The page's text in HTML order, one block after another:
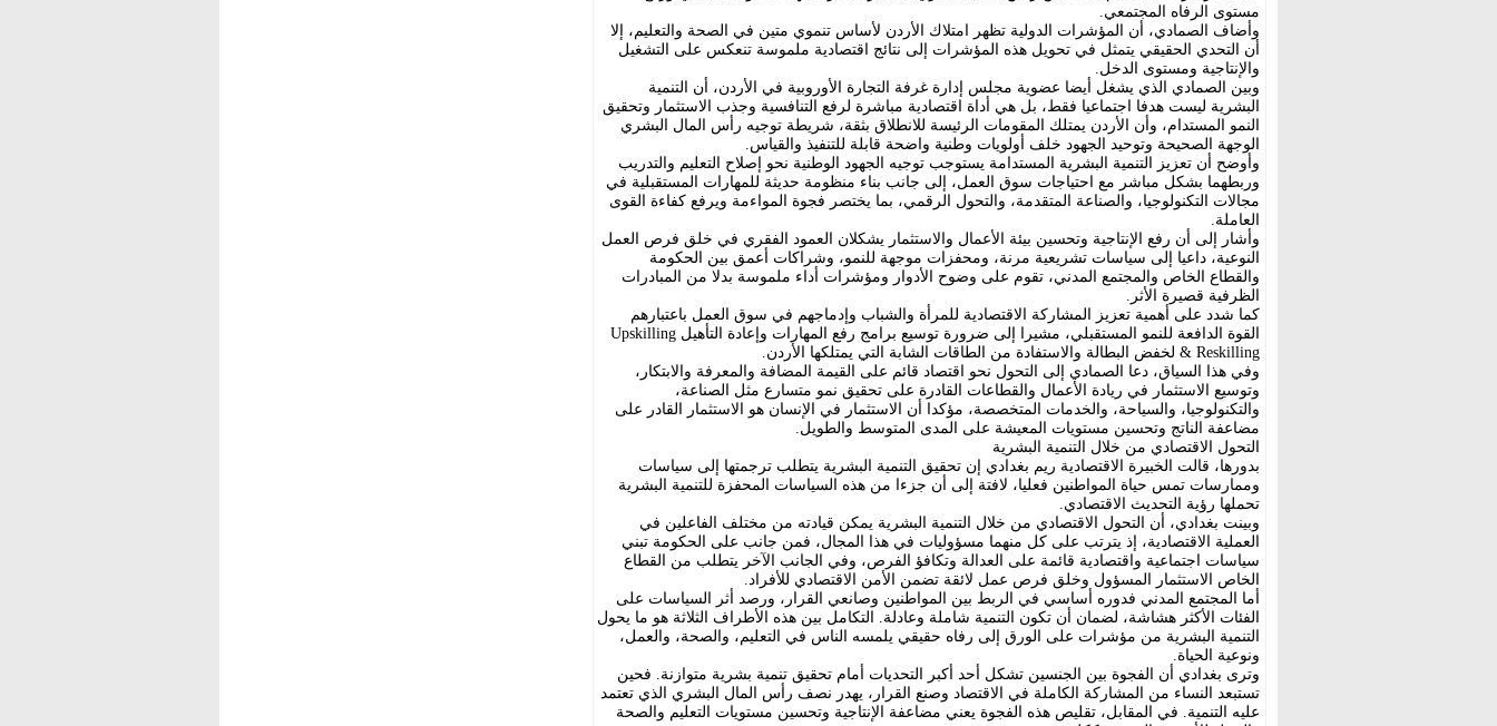
مستوى الرفاه المجتمعي.
وأضاف الصمادي، أن المؤشرات الدولية تظهر امتلاك الأردن لأساس تنموي متين في الصحة والتعليم، إلا
أن التحدي الحقيقي يتمثل في تحويل هذه المؤشرات إلى نتائج اقتصادية ملموسة تنعكس على التشغيل
والإنتاجية ومستوى الدخل.
وبين الصمادي الذي يشغل أيضا عضوية مجلس إدارة غرفة التجارة الأوروبية في الأردن، أن التنمية
البشرية ليست هدفا اجتماعيا فقط، بل هي أداة اقتصادية مباشرة لرفع التنافسية وجذب الاستثمار وتحقيق
النمو المستدام، وأن الأردن يمتلك المقومات الرئيسة للانطلاق بثقة، شريطة توجيه رأس المال البشري
الوجهة الصحيحة وتوحيد الجهود خلف أولويات وطنية واضحة قابلة للتنفيذ والقياس.
وأوضح أن تعزيز التنمية البشرية المستدامة يستوجب توجيه الجهود الوطنية نحو إصلاح التعليم والتدريب
وربطهما بشكل مباشر مع احتياجات سوق العمل، إلى جانب بناء منظومة حديثة للمهارات المستقبلية في
مجالات التكنولوجيا، والصناعة المتقدمة، والتحول الرقمي، بما يختصر فجوة المواءمة ويرفع كفاءة القوى
العاملة.
وأشار إلى أن رفع الإنتاجية وتحسين بيئة الأعمال والاستثمار يشكلان العمود الفقري في خلق فرص العمل
النوعية، داعيا إلى سياسات تشريعية مرنة، ومحفزات موجهة للنمو، وشراكات أعمق بين الحكومة
والقطاع الخاص والمجتمع المدني، تقوم على وضوح الأدوار ومؤشرات أداء ملموسة بدلا من المبادرات
الظرفية قصيرة الأثر.
كما شدد على أهمية تعزيز المشاركة الاقتصادية للمرأة والشباب وإدماجهم في سوق العمل باعتبارهم
القوة الدافعة للنمو المستقبلي، مشيرا إلى ضرورة توسيع برامج رفع المهارات وإعادة التأهيل Upskilling
& Reskilling لخفض البطالة والاستفادة من الطاقات الشابة التي يمتلكها الأردن.
وفي هذا السياق، دعا الصمادي إلى التحول نحو اقتصاد قائم على القيمة المضافة والمعرفة والابتكار،
وتوسيع الاستثمار في ريادة الأعمال والقطاعات القادرة على تحقيق نمو متسارع مثل الصناعة،
والتكنولوجيا، والسياحة، والخدمات المتخصصة، مؤكدا أن الاستثمار في الإنسان هو الاستثمار القادر على
مضاعفة الناتج وتحسين مستويات المعيشة على المدى المتوسط والطويل.
التحول الاقتصادي من خلال التنمية البشرية
بدورها، قالت الخبيرة الاقتصادية ريم بغدادي إن تحقيق التنمية البشرية يتطلب ترجمتها إلى سياسات
وممارسات تمس حياة المواطنين فعليا، لافتة إلى أن جزءا من هذه السياسات المحفزة للتنمية البشرية
تحملها رؤية التحديث الاقتصادي.
وبينت بغدادي، أن التحول الاقتصادي من خلال التنمية البشرية يمكن قيادته من مختلف الفاعلين في
العملية الاقتصادية، إذ يترتب على كل منهما مسؤوليات في هذا المجال، فمن جانب على الحكومة تبني
سياسات اجتماعية واقتصادية قائمة على العدالة وتكافؤ الفرص، وفي الجانب الآخر يتطلب من القطاع
الخاص الاستثمار المسؤول وخلق فرص عمل لائقة تضمن الأمن الاقتصادي للأفراد.
أما المجتمع المدني فدوره أساسي في الربط بين المواطنين وصانعي القرار، ورصد أثر السياسات على
الفئات الأكثر هشاشة، لضمان أن تكون التنمية شاملة وعادلة. التكامل بين هذه الأطراف الثلاثة هو ما يحول
التنمية البشرية من مؤشرات على الورق إلى رفاه حقيقي يلمسه الناس في التعليم، والصحة، والعمل،
ونوعية الحياة.
وترى بغدادي أن الفجوة بين الجنسين تشكل أحد أكبر التحديات أمام تحقيق تنمية بشرية متوازنة. فحين
تستبعد النساء من المشاركة الكاملة في الاقتصاد وصنع القرار، يهدر نصف رأس المال البشري الذي تعتمد
عليه التنمية. في المقابل، تقليص هذه الفجوة يعني مضاعفة الإنتاجية وتحسين مستويات التعليم والصحة